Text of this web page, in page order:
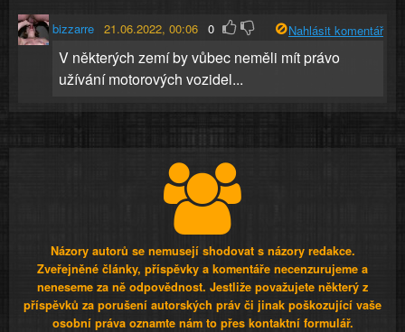
bizzarre 21.06.2022, 00:06 0 Nahlásit komentář
V některých zemí by vůbec neměli mít právo
užívání motorových vozidel...
Názory autorů se nemusejí shodovat s názory redakce.
Zveřejněné články, příspěvky a komentáře necenzurujeme a
neneseme za ně odpovědnost. Jestliže považujete některý z
příspěvků za porušení autorských práv či jinak poškozující vaše
osobní práva oznamte nám to přes kontaktní formulář.